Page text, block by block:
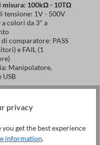
misura: 100kΩ - 10TΩ
tensione: 1V - 500V
colori da 3" a
comparatore: PASS
e FAIL (1
Manipolatore,
USB
privacy
get the best experience
information.